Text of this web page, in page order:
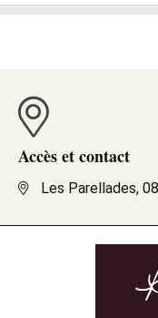
Accès et contact
Les Parellades,